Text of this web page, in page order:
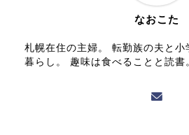
なおこた
札幌在住の主婦。 転勤族の夫と小
暮らし。 趣味は食べることと読書